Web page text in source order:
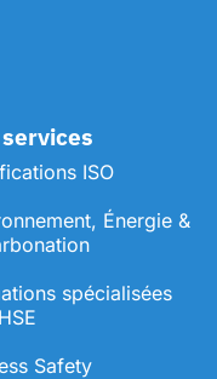
ISO
Énergie &
spécialisées
Safety